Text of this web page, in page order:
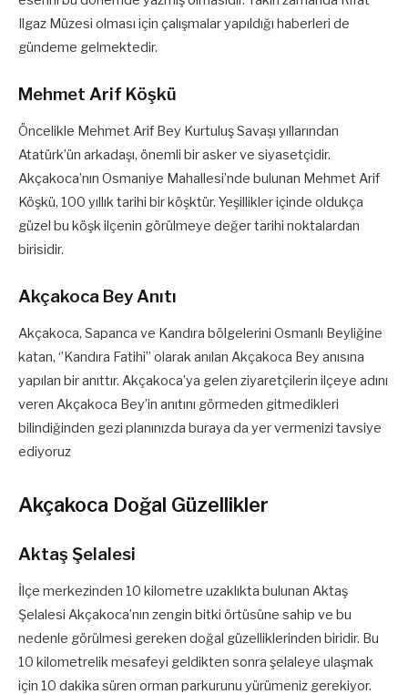
Ilgaz Müzesi olması için çalışmalar yapıldığı haberleri de
gündeme gelmektedir.
Mehmet Arif Köşkü
Öncelikle Mehmet Arif Bey Kurtuluş Savaşı yıllarından
Atatürk’ün arkadaşı, önemli bir asker ve siyasetçidir.
Akçakoca’nın Osmaniye Mahallesi’nde bulunan Mehmet Arif
Köşkü, 100 yıllık tarihi bir köşktür. Yeşillikler içinde oldukça
güzel bu köşk ilçenin görülmeye değer tarihi noktalardan
birisidir.
Akçakoca Bey Anıtı
Akçakoca, Sapanca ve Kandıra bölgelerini Osmanlı Beyliğine
katan, ‘’Kandıra Fatihi’’ olarak anılan Akçakoca Bey anısına
yapılan bir anıttır. Akçakoca’ya gelen ziyaretçilerin ilçeye adını
veren Akçakoca Bey’in anıtını görmeden gitmedikleri
bilindiğinden gezi planınızda buraya da yer vermenizi tavsiye
ediyoruz
Akçakoca Doğal Güzellikler
Aktaş Şelalesi
İlçe merkezinden 10 kilometre uzaklıkta bulunan Aktaş
Şelalesi Akçakoca’nın zengin bitki örtüsüne sahip ve bu
nedenle görülmesi gereken doğal güzelliklerinden biridir. Bu
10 kilometrelik mesafeyi geldikten sonra şelaleye ulaşmak
için 10 dakika süren orman parkurunu yürümeniz gerekiyor.